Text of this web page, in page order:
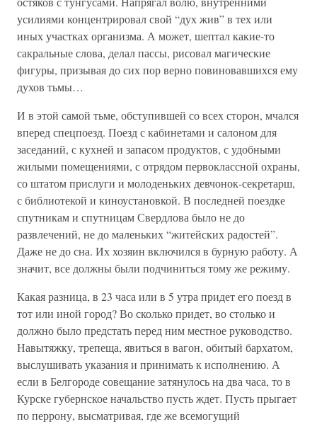
усилиями концентрировал свой “дух жив” в тех или
иных участках организма. А может, шептал какие-то
сакральные слова, делал пассы, рисовал магические
фигуры, призывая до сих пор верно повиновавшихся ему
духов тьмы…
И в этой самой тьме, обступившей со всех сторон, мчался
вперед спецпоезд. Поезд с кабинетами и салоном для
заседаний, с кухней и запасом продуктов, с удобными
жилыми помещениями, с отрядом первоклассной охраны,
со штатом прислуги и молоденьких девчонок-секретарш,
с библиотекой и киноустановкой. В последней поездке
спутникам и спутницам Свердлова было не до
развлечений, не до маленьких “житейских радостей”.
Даже не до сна. Их хозяин включился в бурную работу. А
значит, все должны были подчиниться тому же режиму.
Какая разница, в 23 часа или в 5 утра придет его поезд в
тот или иной город? Во сколько придет, во столько и
должно было предстать перед ним местное руководство.
Навытяжку, трепеща, явиться в вагон, обитый бархатом,
выслушивать указания и принимать к исполнению. А
если в Белгороде совещание затянулось на два часа, то в
Курске губернское начальство пусть ждет. Пусть прыгает
по перрону, высматривая, где же всемогущий